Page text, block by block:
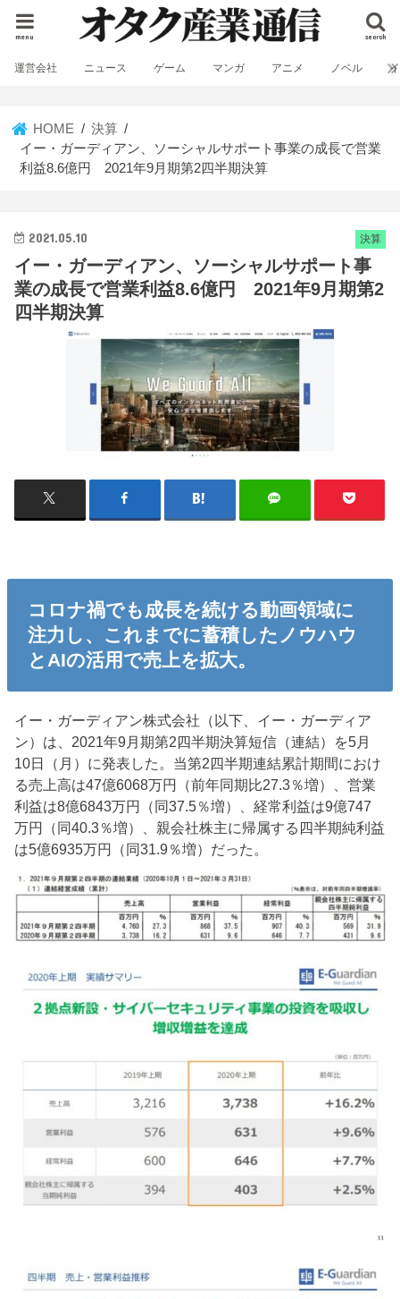
search
menu
運営会社 ニュース ゲーム マンガ アニメ ノベル
HOME
決算
イー・ガーディアン、ソーシャルサポート事業の成長で営業
利益8.6億円 2021年9月期第2四半期決算
決算
2021.05.10
イー・ガーディアン、ソーシャルサポート事
業の成長で営業利益8.6億円 2021年9月期第2
四半期決算
コロナ禍でも成長を続ける動画領域に
注力し、これまでに蓄積したノウハウ
とAIの活用で売上を拡大。
イー・ガーディアン株式会社（以下、イー・ガーディア
ン）は、2021年9月期第2四半期決算短信（連結）を5月
10日（月）に発表した。当第2四半期連結累計期間におけ
る売上高は47億6068万円（前年同期比27.3％増）、営業
利益は8億6843万円（同37.5％増）、経常利益は9億747
万円（同40.3％増）、親会社株主に帰属する四半期純利益
は5億6935万円（同31.9％増）だった。